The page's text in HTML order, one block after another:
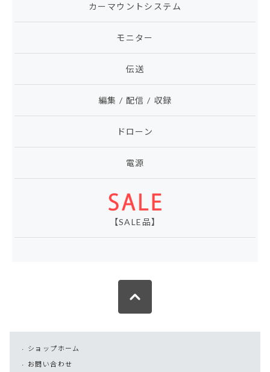
カーマウントシステム
モニター
伝送
編集 / 配信 / 収録
ドローン
電源
【SALE品】
ショップホーム
お問い合わせ